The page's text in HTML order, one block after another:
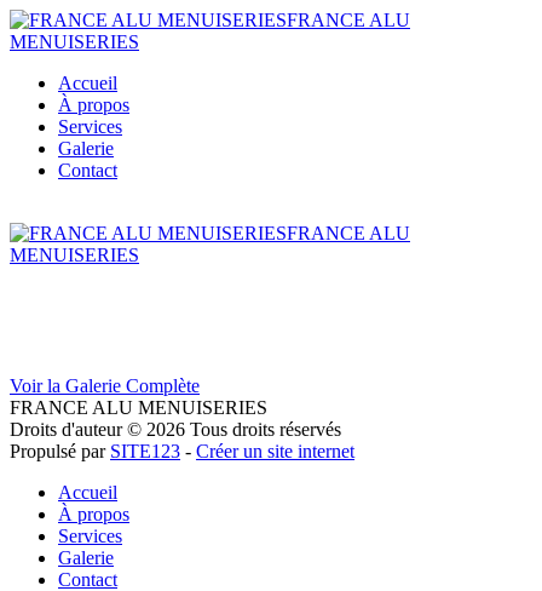
FRANCE ALU
MENUISERIES
Accueil
À propos
Services
Galerie
Contact
FRANCE ALU
MENUISERIES
Voir la Galerie Complète
FRANCE ALU MENUISERIES
Droits d'auteur © 2026 Tous droits réservés
Propulsé par SITE123 - Créer un site internet
Accueil
À propos
Services
Galerie
Contact